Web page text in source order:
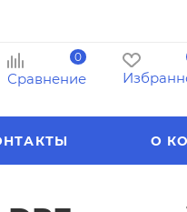
0
Сравнение
О